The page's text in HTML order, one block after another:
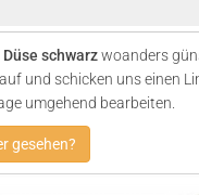
Düse schwarzwoanders
und schicken uns einen
umgehend bearbeiten.
gesehen?